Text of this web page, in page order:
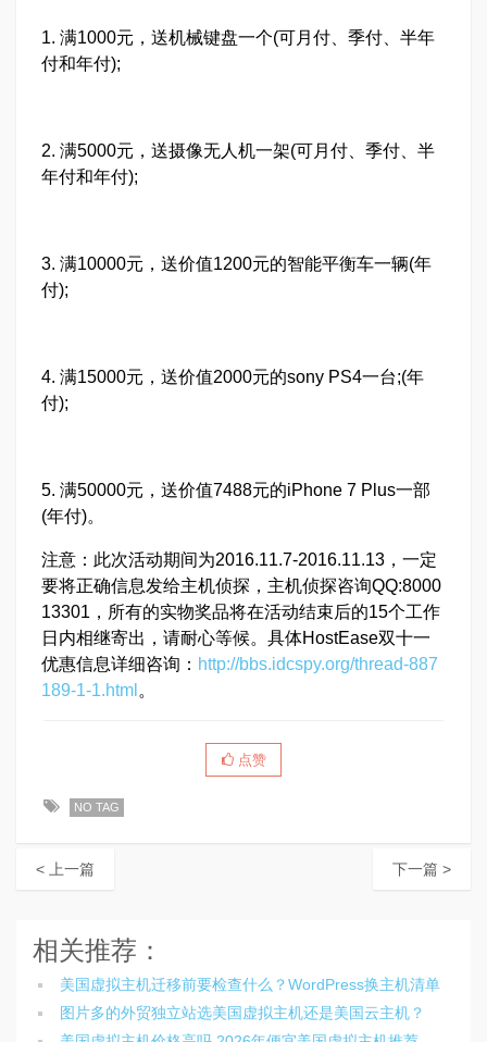
1. 满1000元，送机械键盘一个(可月付、季付、半年
付和年付);
2. 满5000元，送摄像无人机一架(可月付、季付、半
年付和年付);
3. 满10000元，送价值1200元的智能平衡车一辆(年
付);
4. 满15000元，送价值2000元的sony PS4一台;(年
付);
5. 满50000元，送价值7488元的iPhone 7 Plus一部
(年付)。
注意：此次活动期间为2016.11.7-2016.11.13，一定
要将正确信息发给主机侦探，主机侦探咨询QQ:8000
13301，所有的实物奖品将在活动结束后的15个工作
日内相继寄出，请耐心等候。具体HostEase双十一
优惠信息详细咨询： http://bbs.idcspy.org/thread-887
189-1-1.html 。
点赞
NO TAG
< 上一篇 下一篇 >
相关推荐：
美国虚拟主机迁移前要检查什么？WordPress换主机清单
图片多的外贸独立站选美国虚拟主机还是美国云主机？